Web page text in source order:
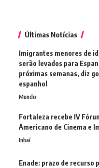
Últimas Notícias
Imigrantes menores de
serão levados para
próximas semanas, diz
espanhol
Mundo
Fortaleza recebe IV
Americano de Cinema e
Inhaí
Enade: prazo de recurso